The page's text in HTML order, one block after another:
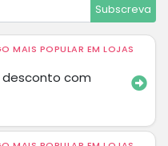
Subscreva
MAIS POPULAR EM LOJAS
desconto com